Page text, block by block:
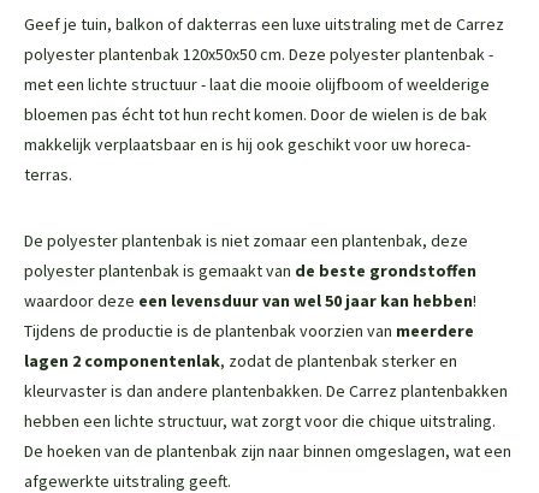
Geef je tuin, balkon of dakterras een luxe uitstraling met de Carrez
polyester plantenbak 120x50x50 cm. Deze polyester plantenbak -
met een lichte structuur - laat die mooie olijfboom of weelderige
bloemen pas écht tot hun recht komen. Door de wielen is de bak
makkelijk verplaatsbaar en is hij ook geschikt voor uw horeca-
terras.
De polyester plantenbak is niet zomaar een plantenbak, deze
polyester plantenbak is gemaakt van de beste grondstoffen
waardoor deze een levensduur van wel 50 jaar kan hebben!
Tijdens de productie is de plantenbak voorzien van meerdere
lagen 2 componentenlak, zodat de plantenbak sterker en
kleurvaster is dan andere plantenbakken. De Carrez plantenbakken
hebben een lichte structuur, wat zorgt voor die chique uitstraling.
De hoeken van de plantenbak zijn naar binnen omgeslagen, wat een
afgewerkte uitstraling geeft.